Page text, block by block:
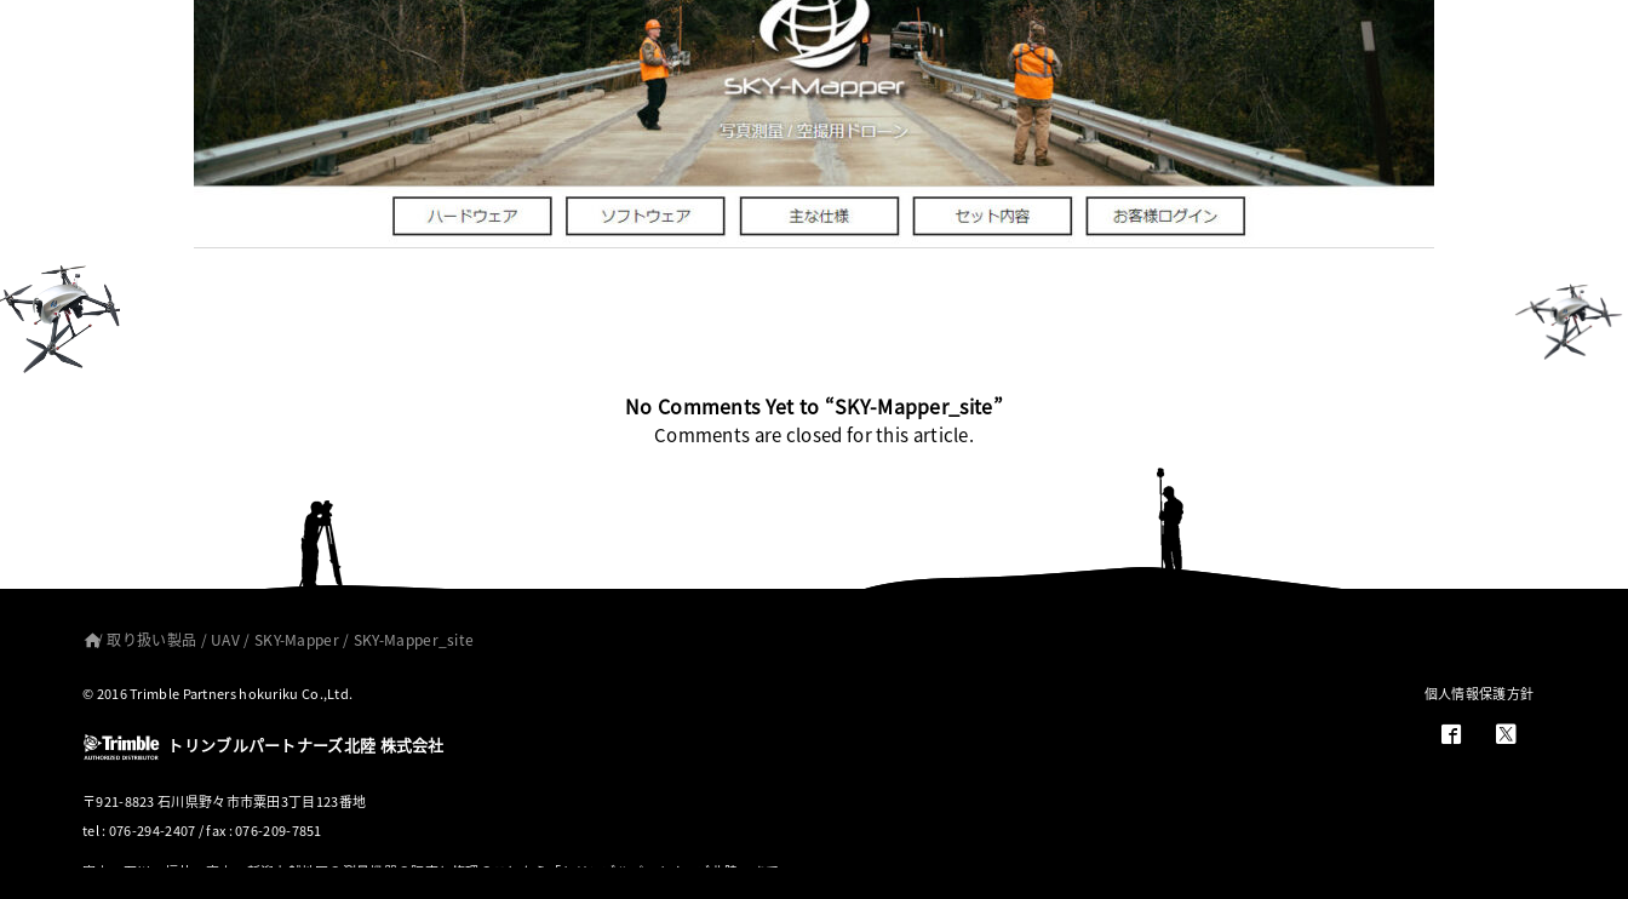
No Comments Yet to “SKY-Mapper_site”
Comments are closed for this article.
/取り扱い製品 / UAV / SKY-Mapper/ SKY-Mapper_site
© 2016 Trimble Partners hokuriku Co.,Ltd.
トリンブルパートナーズ北陸 株式会社
〒921-8823 石川県野々市市粟田3丁目123番地
tel : 076-294-2407 / fax : 076-209-7851
富山・石川・福井・高山・新潟上越地区の測量機器の販売と修理のことなら「トリンブルパートナーズ北陸」まで
個人情報保護方針